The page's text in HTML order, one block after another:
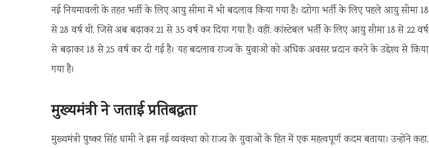
नई नियमावली के तहत भर्ती के लिए आयु सीमा में भी बदलाव किया गया है। दरोगा भर्ती के लिए पहले आयु सीमा 18
से 28 वर्ष थी, जिसे अब बढ़ाकर 21 से 35 वर्ष कर दिया गया है। वहीं, कांस्टेबल भर्ती के लिए आयु सीमा 18 से 22 वर्ष
से बढ़ाकर 18 से 25 वर्ष कर दी गई है। यह बदलाव राज्य के युवाओं को अधिक अवसर प्रदान करने के उद्देश्य से किया
गया है।
मुख्यमंत्री ने जताई प्रतिबद्धता
मुख्यमंत्री पुष्कर सिंह धामी ने इस नई व्यवस्था को राज्य के युवाओं के हित में एक महत्वपूर्ण कदम बताया। उन्होंने कहा,